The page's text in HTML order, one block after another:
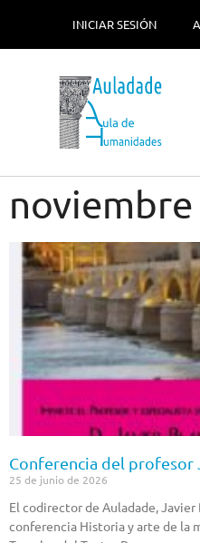
INICIAR SESIÓN
noviembre
Conferencia del profesor
25 de junio de 2026
El codirector de Auladade,
conferencia Historia y arte de la